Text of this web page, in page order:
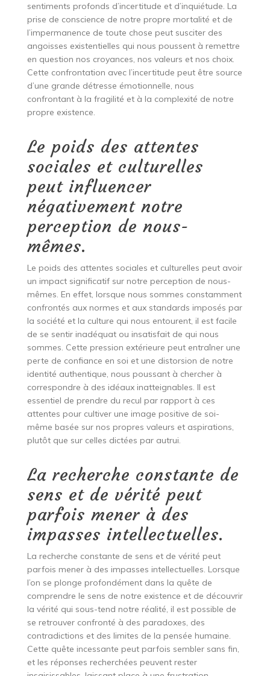
sentiments profonds d’incertitude et d’inquiétude. La
prise de conscience de notre propre mortalité et de
l’impermanence de toute chose peut susciter des
angoisses existentielles qui nous poussent à remettre
en question nos croyances, nos valeurs et nos choix.
Cette confrontation avec l’incertitude peut être source
d’une grande détresse émotionnelle, nous
confrontant à la fragilité et à la complexité de notre
propre existence.
Le poids des attentes
sociales et culturelles
peut influencer
négativement notre
perception de nous-
mêmes.
Le poids des attentes sociales et culturelles peut avoir
un impact significatif sur notre perception de nous-
mêmes. En effet, lorsque nous sommes constamment
confrontés aux normes et aux standards imposés par
la société et la culture qui nous entourent, il est facile
de se sentir inadéquat ou insatisfait de qui nous
sommes. Cette pression extérieure peut entraîner une
perte de confiance en soi et une distorsion de notre
identité authentique, nous poussant à chercher à
correspondre à des idéaux inatteignables. Il est
essentiel de prendre du recul par rapport à ces
attentes pour cultiver une image positive de soi-
même basée sur nos propres valeurs et aspirations,
plutôt que sur celles dictées par autrui.
La recherche constante de
sens et de vérité peut
parfois mener à des
impasses intellectuelles.
La recherche constante de sens et de vérité peut
parfois mener à des impasses intellectuelles. Lorsque
l’on se plonge profondément dans la quête de
comprendre le sens de notre existence et de découvrir
la vérité qui sous-tend notre réalité, il est possible de
se retrouver confronté à des paradoxes, des
contradictions et des limites de la pensée humaine.
Cette quête incessante peut parfois sembler sans fin,
et les réponses recherchées peuvent rester